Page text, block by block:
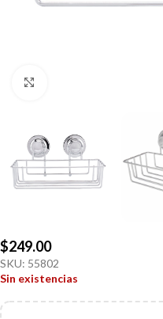
$249.00
SKU: 55802
Sin existencias